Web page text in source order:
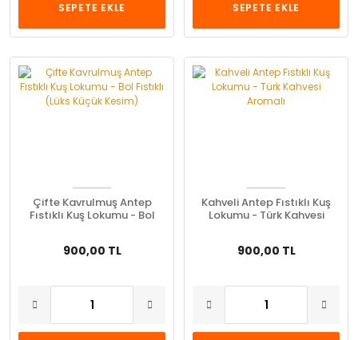
SEPETE EKLE SEPETE EKLE
Çifte Kavrulmuş Antep
Fıstıklı Kuş Lokumu - Bol
900,00 TL
Kahveli Antep Fıstıklı Kuş
Lokumu - Türk Kahvesi
900,00 TL